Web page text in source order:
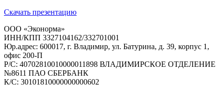
Скачать презентацию
ООО «Эконорма»
ИНН/КПП 3327104162/332701001
Юр.адрес: 600017, г. Владимир, ул. Батурина, д. 39, корпус 1,
офис 200-П
Р/C: 40702810010000011898 ВЛАДИМИРСКОЕ ОТДЕЛЕНИЕ
№8611 ПАО СБЕРБАНК
К/С: 30101810000000000602